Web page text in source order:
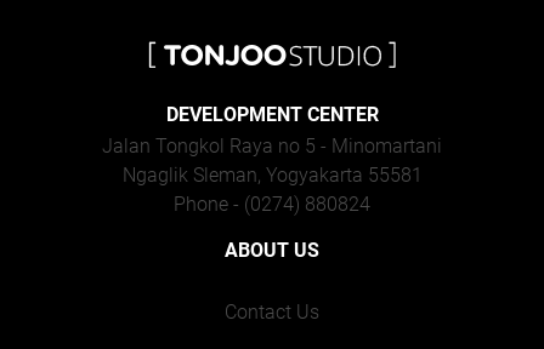
ABOUT US
Contact Us
DEVELOPMENT CENTER
Jalan Tongkol Raya no 5 - Minomartani
Ngaglik Sleman, Yogyakarta 55581
Phone - (0274) 880824